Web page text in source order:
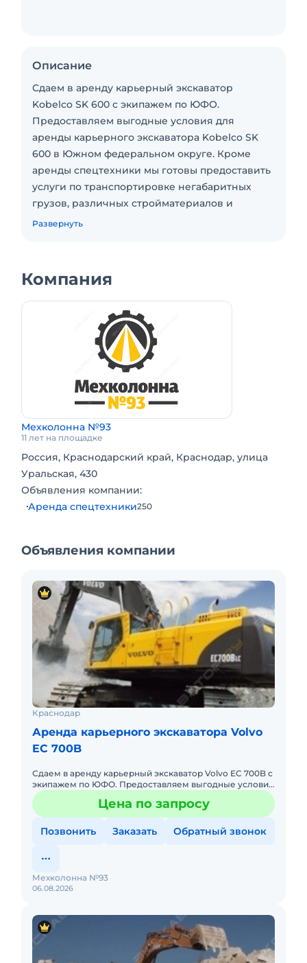
Описание
Сдаем в аренду карьерный экскаватор
Kobelco SK 600 с экипажем по ЮФО.
Предоставляем выгодные условия для
аренды карьерного экскаватора Kobelco SK
600 в Южном федеральном округе. Кроме
аренды спецтехники мы готовы предоставить
услуги по транспортировке негабаритных
грузов, различных стройматериалов и
технического оборудования даже на самые
Развернуть
Компания
Мехколонна №93
11 лет на площадке
Россия, Краснодарский край, Краснодар, улица
Уральская, 430
Объявления компании:
Аренда спецтехники250
Объявления компании
Краснодар
Аренда карьерного экскаватора Volvo
EC 700B
Сдаем в аренду карьерный экскаватор Volvo EC 700B с
экипажем по ЮФО. Предоставляем выгодные условия
для аренды карьерного экскаватора Volvo EC 700B в
Южном феде
Цена по запросу
Позвонить Заказать Обратный звонок
06.08.2026
Мехколонна №93